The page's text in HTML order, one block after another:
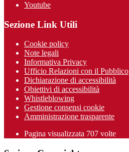
Youtube
Sezione Link Utili
Cookie policy
Note legali
Informativa Privacy
Ufficio Relazioni con il Pubblico
Dichiarazione di accessibilità
Obiettivi di accessibilità
Whistleblowing
Gestione consensi cookie
Amministrazione trasparente
Pagina visualizzata 707 volte